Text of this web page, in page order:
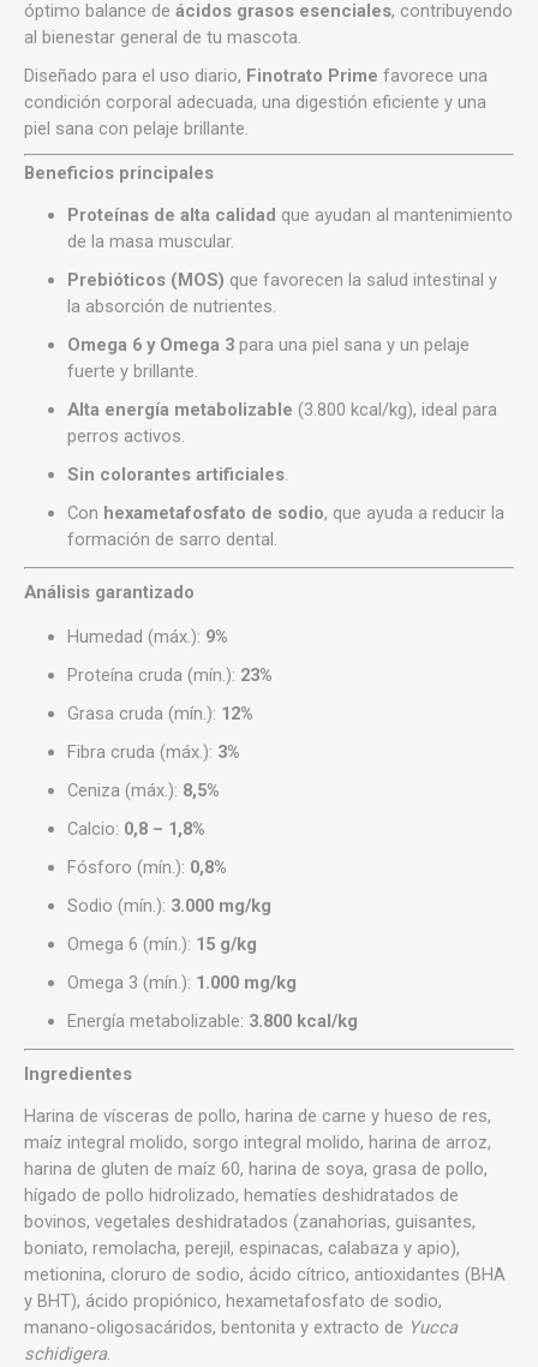
óptimo balance de ácidos grasos esenciales, contribuyendo
al bienestar general de tu mascota.
Diseñado para el uso diario, Finotrato Prime favorece una
condición corporal adecuada, una digestión eficiente y una
piel sana con pelaje brillante.
Beneficios principales
Proteínas de alta calidad que ayudan al mantenimiento
de la masa muscular.
Prebióticos (MOS) que favorecen la salud intestinal y
la absorción de nutrientes.
Omega 6 y Omega 3 para una piel sana y un pelaje
fuerte y brillante.
Alta energía metabolizable (3.800 kcal/kg), ideal para
perros activos.
Sin colorantes artificiales.
Con hexametafosfato de sodio, que ayuda a reducir la
formación de sarro dental.
Análisis garantizado
Humedad (máx.): 9%
Proteína cruda (mín.): 23%
Grasa cruda (mín.): 12%
Fibra cruda (máx.): 3%
Ceniza (máx.): 8,5%
Calcio: 0,8 – 1,8%
Fósforo (mín.): 0,8%
Sodio (mín.): 3.000 mg/kg
Omega 6 (mín.): 15 g/kg
Omega 3 (mín.): 1.000 mg/kg
Energía metabolizable: 3.800 kcal/kg
Ingredientes
Harina de vísceras de pollo, harina de carne y hueso de res,
maíz integral molido, sorgo integral molido, harina de arroz,
harina de gluten de maíz 60, harina de soya, grasa de pollo,
hígado de pollo hidrolizado, hematíes deshidratados de
bovinos, vegetales deshidratados (zanahorias, guisantes,
boniato, remolacha, perejil, espinacas, calabaza y apio),
metionina, cloruro de sodio, ácido cítrico, antioxidantes (BHA
y BHT), ácido propiónico, hexametafosfato de sodio,
manano-oligosacáridos, bentonita y extracto de Yucca
schidigera.